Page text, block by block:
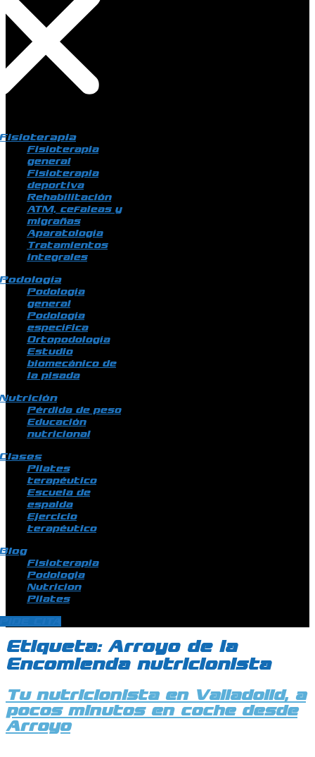
Fisioterapia
general
Fisioterapia
deportiva
Rehabilitación
ATM, cefaleas y
migrañas
Aparatología
Tratamientos
integrales
Podología
general
Podología
específica
Ortopodología
Estudio
biomecánico de
la pisada
Pérdida de peso
Educación
nutricional
Pilates
terapéutico
Escuela de
espalda
Ejercicio
terapéutico
Fisioterapia
Podologia
Nutricion
Pilates
Etiqueta: Arroyo de la
Encomienda nutricionista
Tu nutricionista en Valladolid, a
pocos minutos en coche desde
Arroyo